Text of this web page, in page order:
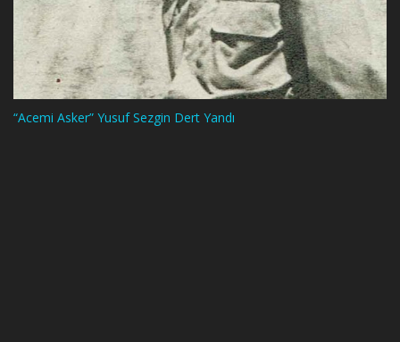
“Acemi Asker” Yusuf Sezgin Dert Yandı